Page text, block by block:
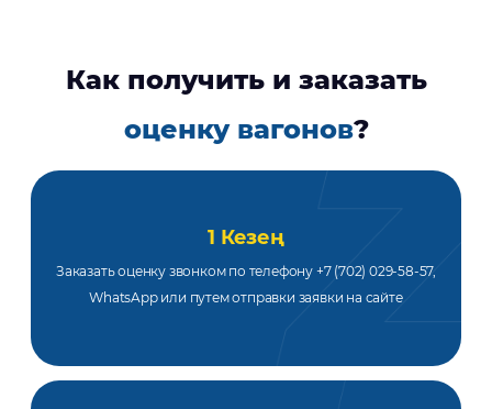
Как получить и заказать
оценку вагонов?
1 Кезең
Заказать оценку звонком по телефону +7 (702) 029-58-57,
WhatsApp или путем отправки заявки на сайте